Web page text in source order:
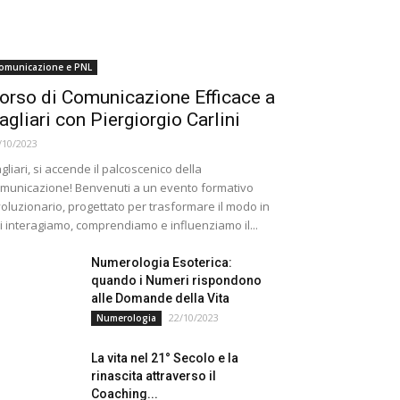
e PNL
di Comunicazione Efficace a
con Piergiorgio Carlini
2023
si accende il palcoscenico della
Benvenuti a un evento formativo
progettato per trasformare il modo in
interagiamo, comprendiamo e influenziamo il...
Numerologia Esoterica:
quando i Numeri rispondono
alle Domande della Vita
Numerologia 22/10/2023
La vita nel 21° Secolo e la
rinascita attraverso il
Coaching...